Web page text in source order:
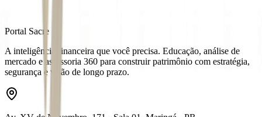
Portal Sacre
A inteligência financeira que você precisa. Educação, análise de
mercado e assessoria 360 para construir patrimônio com estratégia,
segurança e visão de longo prazo.